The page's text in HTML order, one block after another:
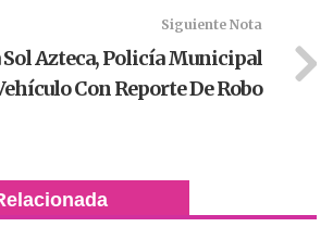
Siguiente Nota
Azteca, Policía Municipal
Con Reporte De Robo